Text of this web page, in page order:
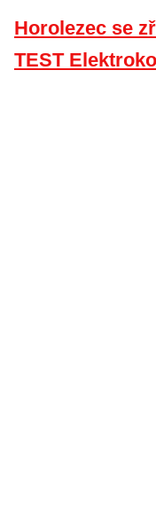
Horolezec se
TEST